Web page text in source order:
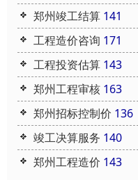
郑州竣工结算 141
工程造价咨询 171
工程投资估算 143
郑州工程审核 163
郑州招标控制价 136
竣工决算服务 140
郑州工程造价 143